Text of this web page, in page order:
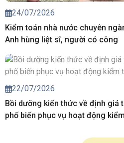
24/07/2026
Kiểm toán nhà nước chuyên
Anh hùng liệt sĩ, người có công
22/07/2026
Bồi dưỡng kiến thức về định giá
phố biến phục vụ hoạt động